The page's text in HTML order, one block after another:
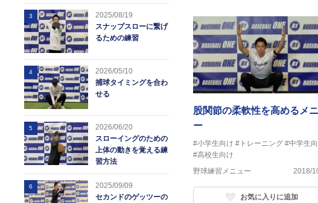
3
2025/08/19
スナップスローに繋げ
るための練習
4
2026/05/10
捕球タイミングを合わ
せる
5
2026/06/20
スローイングのための
上体の動きを覚える練
習方法
6
2025/09/09
セカンドのゲッツーの
股関節の柔軟性を高めるメ
ー
#小学生向け #トレーニング #中学生
#高校生向け
野球練習メニュー
2018/
お気に入りに追加